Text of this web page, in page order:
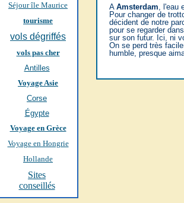
Séjour île Maurice
tourisme
vols dégriffés
vols pas cher
Antilles
Voyage Asie
Corse
Égypte
Voyage en Grèce
Voyage en Hongrie
Hollande
Sites
conseillés
A Amsterdam, l'eau
Pour changer de
décident de notre
pour se regarder
sur son futur. Ici, ni
On se perd très
humble, presque